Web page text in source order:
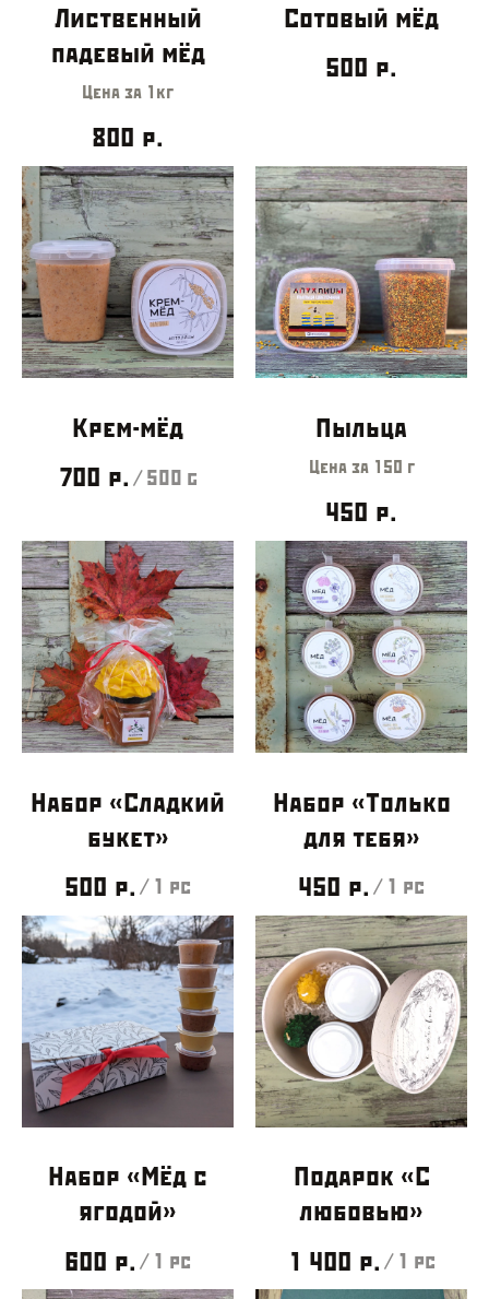
Лиственный
падевый мёд
Цена за 1кг
800 р.
Сотовый мёд
500 р.
Крем-мёд
700 р. /500 g
Пыльца
Цена за 150 г
450 р.
Набор «Сладкий
букет»
500 р. / 1 pc
Набор «Только
для тебя»
450 р. / 1 pc
Набор «Мёд с
ягодой»
600 р. / 1 pc
Подарок «С
любовью»
1 400 р. / 1 pc